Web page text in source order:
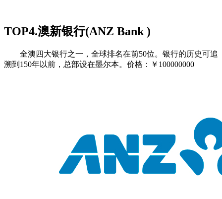
TOP4.澳新银行(ANZ Bank )
全澳四大银行之一，全球排名在前50位。银行的历史可追
溯到150年以前，总部设在墨尔本。价格：￥100000000